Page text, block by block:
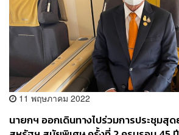
11 พฤษภาคม 2022
นายกฯ ออกเดินทางไปร่วมการประชุมสุ